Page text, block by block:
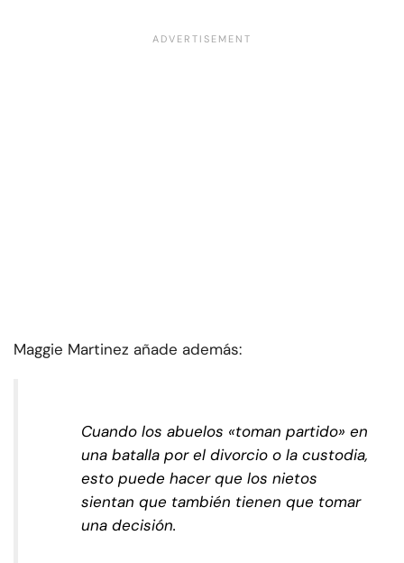
Maggie Martinez añade además:
Cuando los abuelos «toman partido» en
una batalla por el divorcio o la custodia,
esto puede hacer que los nietos
sientan que también tienen que tomar
una decisión.